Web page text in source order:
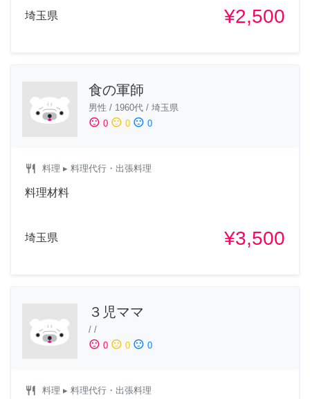
埼玉県 ¥2,500
食の軍師
男性 / 1960代 / 埼玉県
sentiment_satisfied 0 sentiment_neutral 0 sentiment_dissatisfied 0
restaurant 料理 ▸ 料理代行・出張料理
料理材料
埼玉県 ¥3,500
３児ママ
/ /
sentiment_satisfied 0 sentiment_neutral 0 sentiment_dissatisfied 0
restaurant 料理 ▸ 料理代行・出張料理